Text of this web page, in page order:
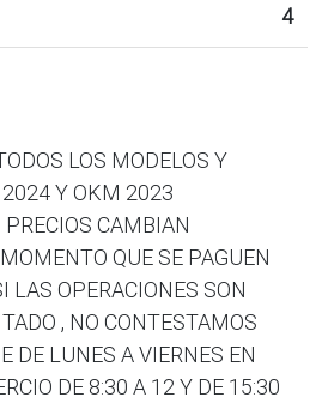
4
LOS MODELOS Y
2024 Y OKM 2023
CAMBIAN
QUE SE PAGUEN
LAS OPERACIONES SON
, NO CONTESTAMOS
DE LUNES A VIERNES EN
DE 8:30 A 12 Y DE 15:30